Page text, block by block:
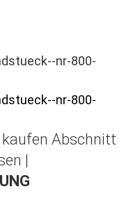
Abschnitt
|